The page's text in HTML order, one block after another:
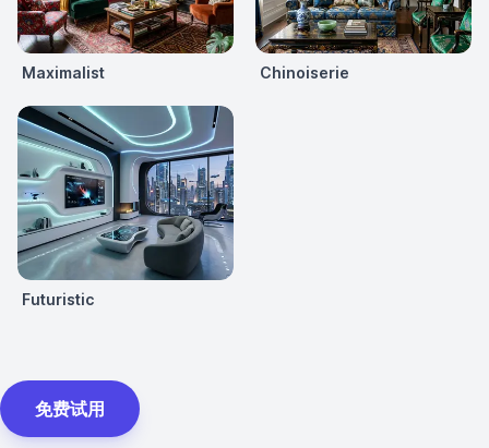
Maximalist Chinoiserie
Futuristic
免费试用